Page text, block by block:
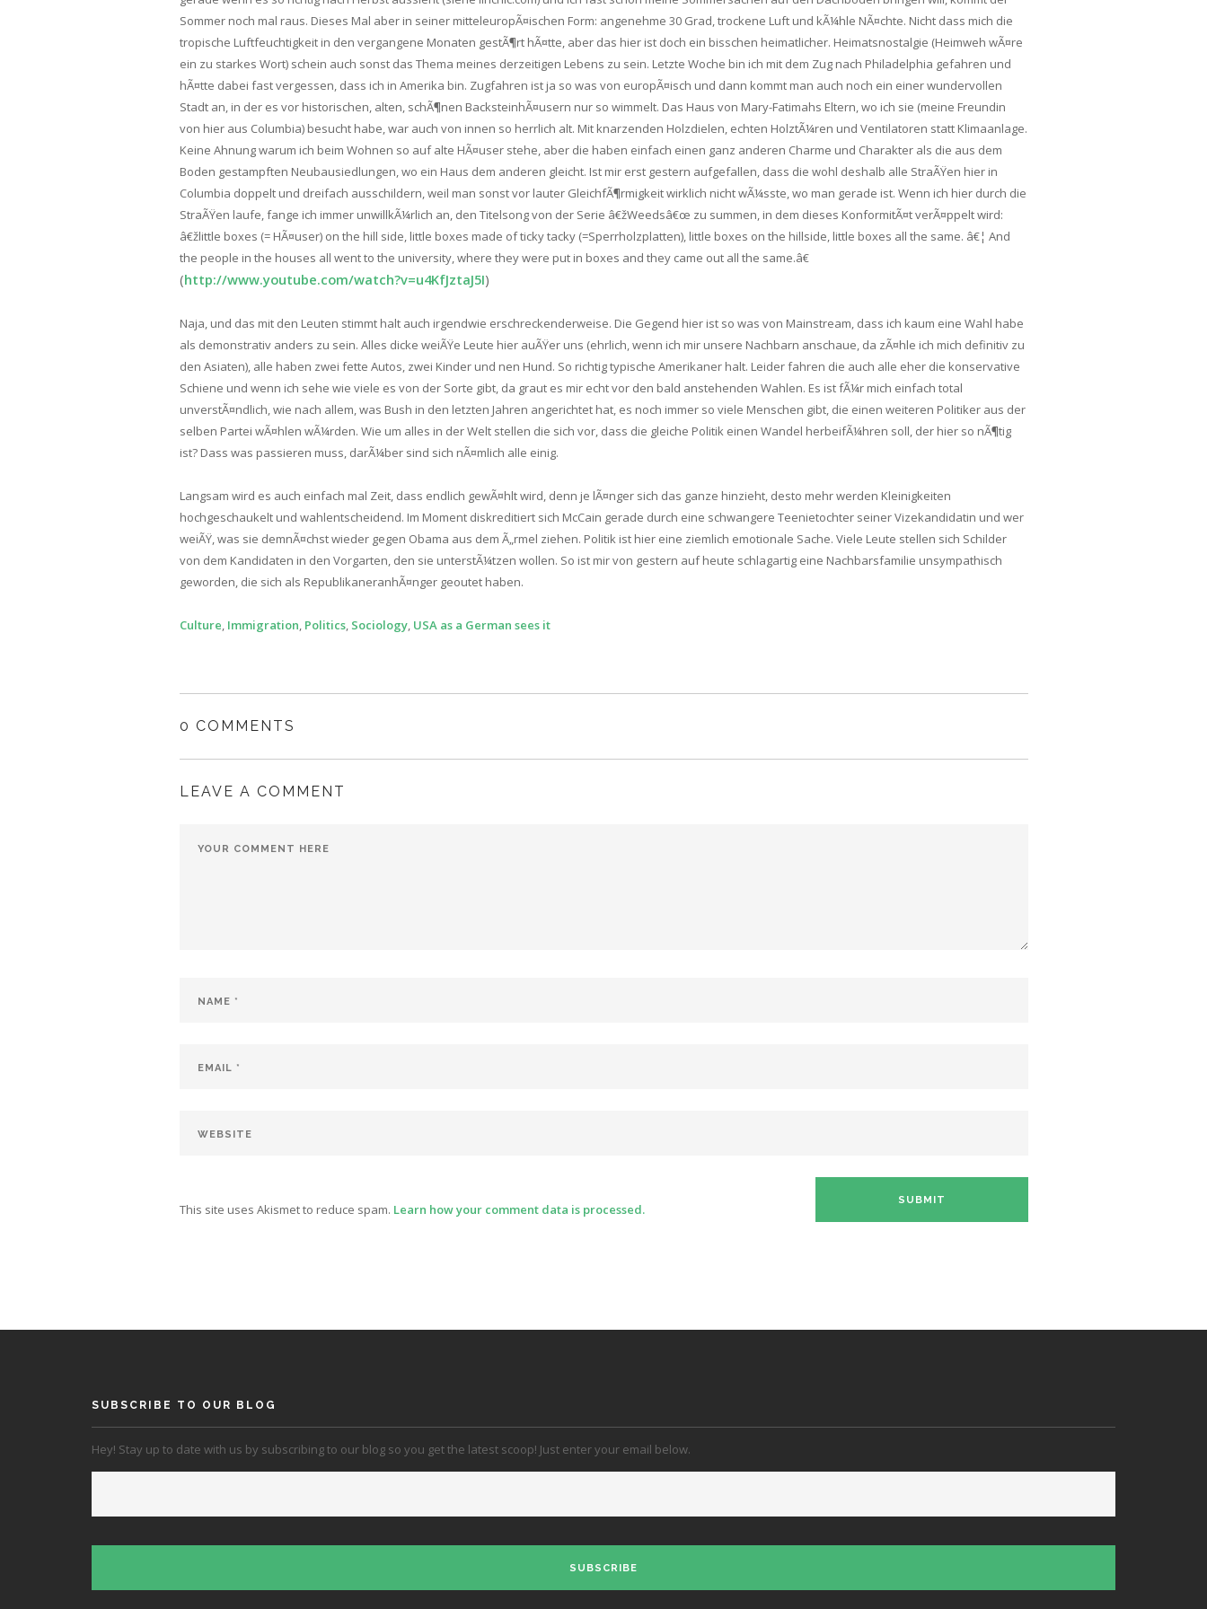
Sommer noch mal raus. Dieses Mal aber in seiner mitteleuropÃ¤ischen Form: angenehme 30 Grad, trockene Luft und kÃ¼hle NÃ¤chte. Nicht dass mich die
tropische Luftfeuchtigkeit in den vergangene Monaten gestÃ¶rt hÃ¤tte, aber das hier ist doch ein bisschen heimatlicher. Heimatsnostalgie (Heimweh wÃ¤re
ein zu starkes Wort) schein auch sonst das Thema meines derzeitigen Lebens zu sein. Letzte Woche bin ich mit dem Zug nach Philadelphia gefahren und
hÃ¤tte dabei fast vergessen, dass ich in Amerika bin. Zugfahren ist ja so was von europÃ¤isch und dann kommt man auch noch ein einer wundervollen
Stadt an, in der es vor historischen, alten, schÃ¶nen BacksteinhÃ¤usern nur so wimmelt. Das Haus von Mary-Fatimahs Eltern, wo ich sie (meine Freundin
von hier aus Columbia) besucht habe, war auch von innen so herrlich alt. Mit knarzenden Holzdielen, echten HolztÃ¼ren und Ventilatoren statt Klimaanlage.
Keine Ahnung warum ich beim Wohnen so auf alte HÃ¤user stehe, aber die haben einfach einen ganz anderen Charme und Charakter als die aus dem
Boden gestampften Neubausiedlungen, wo ein Haus dem anderen gleicht. Ist mir erst gestern aufgefallen, dass die wohl deshalb alle StraÃŸen hier in
Columbia doppelt und dreifach ausschildern, weil man sonst vor lauter GleichfÃ¶rmigkeit wirklich nicht wÃ¼sste, wo man gerade ist. Wenn ich hier durch die
StraÃŸen laufe, fange ich immer unwillkÃ¼rlich an, den Titelsong von der Serie â€žWeedsâ€œ zu summen, in dem dieses KonformitÃ¤t verÃ¤ppelt wird:
â€žlittle boxes (= HÃ¤user) on the hill side, little boxes made of ticky tacky (=Sperrholzplatten), little boxes on the hillside, little boxes all the same. â€¦ And
the people in the houses all went to the university, where they were put in boxes and they came out all the same.â€
(http://www.youtube.com/watch?v=u4KfJztaJ5I)
Naja, und das mit den Leuten stimmt halt auch irgendwie erschreckenderweise. Die Gegend hier ist so was von Mainstream, dass ich kaum eine Wahl habe
als demonstrativ anders zu sein. Alles dicke weiÃŸe Leute hier auÃŸer uns (ehrlich, wenn ich mir unsere Nachbarn anschaue, da zÃ¤hle ich mich definitiv zu
den Asiaten), alle haben zwei fette Autos, zwei Kinder und nen Hund. So richtig typische Amerikaner halt. Leider fahren die auch alle eher die konservative
Schiene und wenn ich sehe wie viele es von der Sorte gibt, da graut es mir echt vor den bald anstehenden Wahlen. Es ist fÃ¼r mich einfach total
unverstÃ¤ndlich, wie nach allem, was Bush in den letzten Jahren angerichtet hat, es noch immer so viele Menschen gibt, die einen weiteren Politiker aus der
selben Partei wÃ¤hlen wÃ¼rden. Wie um alles in der Welt stellen die sich vor, dass die gleiche Politik einen Wandel herbeifÃ¼hren soll, der hier so nÃ¶tig
ist? Dass was passieren muss, darÃ¼ber sind sich nÃ¤mlich alle einig.
Langsam wird es auch einfach mal Zeit, dass endlich gewÃ¤hlt wird, denn je lÃ¤nger sich das ganze hinzieht, desto mehr werden Kleinigkeiten
hochgeschaukelt und wahlentscheidend. Im Moment diskreditiert sich McCain gerade durch eine schwangere Teenietochter seiner Vizekandidatin und wer
weiÃŸ, was sie demnÃ¤chst wieder gegen Obama aus dem Ã„rmel ziehen. Politik ist hier eine ziemlich emotionale Sache. Viele Leute stellen sich Schilder
von dem Kandidaten in den Vorgarten, den sie unterstÃ¼tzen wollen. So ist mir von gestern auf heute schlagartig eine Nachbarsfamilie unsympathisch
geworden, die sich als RepublikaneranhÃ¤nger geoutet haben.
Culture, Immigration, Politics, Sociology, USA as a German sees it
0 COMMENTS
LEAVE A COMMENT
This site uses Akismet to reduce spam. Learn how your comment data is processed.
SUBSCRIBE TO OUR BLOG
Hey! Stay up to date with us by subscribing to our blog so you get the latest scoop! Just enter your email below.